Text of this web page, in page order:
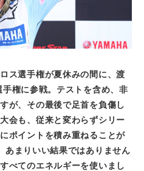
ス選手権が夏休みの間に、渡
権に参戦。テストを含め、非
が、その最後で足首を負傷し
会も、従来と変わらずシリー
ポイントを積み重ねることが
あまりいい結果ではありません
べてのエネルギーを使いまし